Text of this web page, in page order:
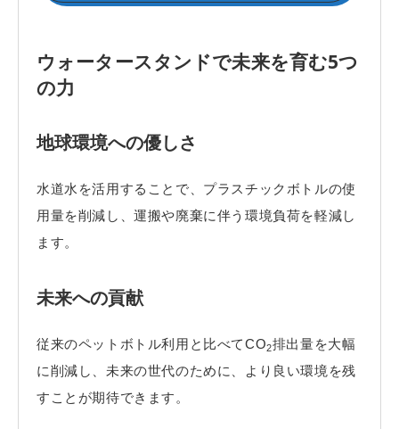
ウォータースタンドで未来を育む5つ
の力
地球環境への優しさ
水道水を活用することで、プラスチックボトルの使
用量を削減し、運搬や廃棄に伴う環境負荷を軽減し
ます。
未来への貢献
従来のペットボトル利用と比べてCO2排出量を大幅
に削減し、未来の世代のために、より良い環境を残
すことが期待できます。